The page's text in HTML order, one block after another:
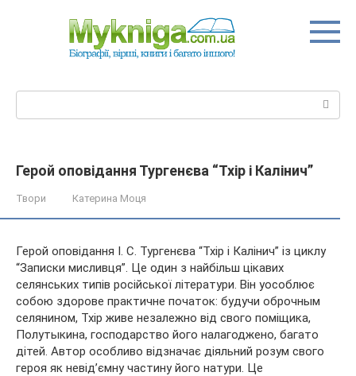
Герой оповідання Тургенєва “Тхір і Калінич”
Твори Катерина Моця
Герой оповідання І. С. Тургенєва “Тхір і Калінич” із циклу
“Записки мисливця”. Це один з найбільш цікавих
селянських типів російської літератури. Він уособлює
собою здорове практичне початок: будучи оброчным
селянином, Тхір живе незалежно від свого поміщика,
Полутыкина, господарство його налагоджено, багато
дітей. Автор особливо відзначає діяльний розум свого
героя як невід’ємну частину його натури. Це